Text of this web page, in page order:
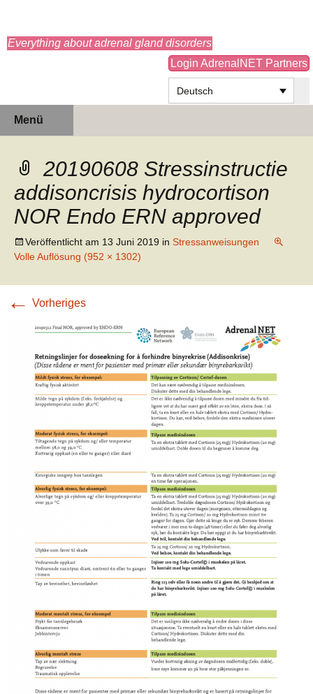
Everything about adrenal gland disorders
Login AdrenalNET Partners
Deutsch
Menü
20190608 Stressinstructie
addisoncrisis hydrocortison
NOR Endo ERN approved
Veröffentlicht am 13 Juni 2019 in Stressanweisungen
Volle Auflösung (952 × 1302)
← Vorheriges